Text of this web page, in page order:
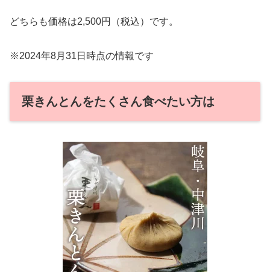
どちらも価格は2,500円（税込）です。
※2024年8月31日時点の情報です
栗きんとんをたくさん食べたい方は